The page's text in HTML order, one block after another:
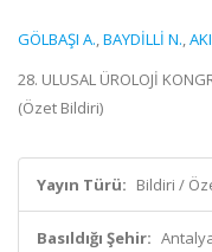
GÖLBAŞI A.,BAYDİLLİ N.,
28. ULUSAL ÜROLOJİ
(Özet Bildiri)
Yayın Türü: Bildiri /
Basıldığı Şehir: